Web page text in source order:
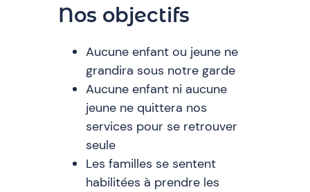
Nos objectifs
Aucune enfant ou jeune ne
grandira sous notre garde
Aucune enfant ni aucune
jeune ne quittera nos
services pour se retrouver
seule
Les familles se sentent
habilitées à prendre les